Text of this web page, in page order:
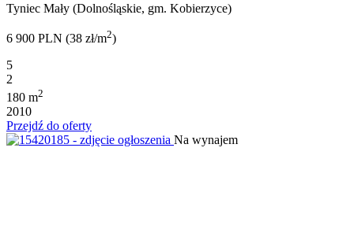
Tyniec Mały (Dolnośląskie, gm. Kobierzyce)
6 900 PLN (38 zł/m2)
5
2
180 m2
2010
Przejdź do oferty
Na wynajem